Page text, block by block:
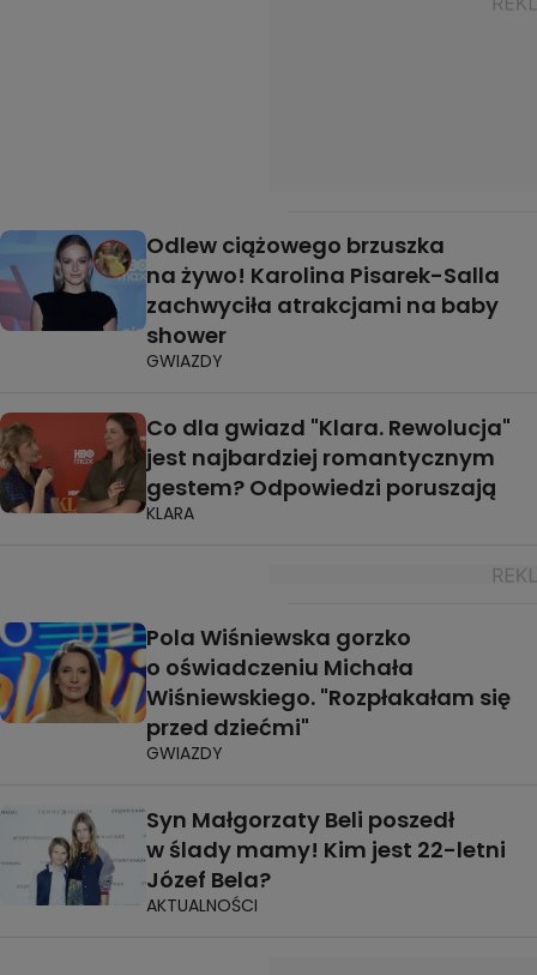
Odlew ciążowego brzuszka
na żywo! Karolina Pisarek-Salla
zachwyciła atrakcjami na baby
shower
GWIAZDY
Co dla gwiazd "Klara. Rewolucja"
jest najbardziej romantycznym
gestem? Odpowiedzi poruszają
KLARA
Pola Wiśniewska gorzko
o oświadczeniu Michała
Wiśniewskiego. "Rozpłakałam się
przed dziećmi"
GWIAZDY
Syn Małgorzaty Beli poszedł
w ślady mamy! Kim jest 22-letni
Józef Bela?
AKTUALNOŚCI